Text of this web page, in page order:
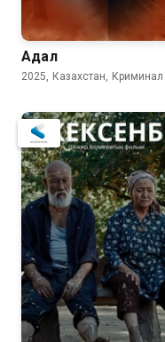
Адал
2025, Казахстан, Криминал